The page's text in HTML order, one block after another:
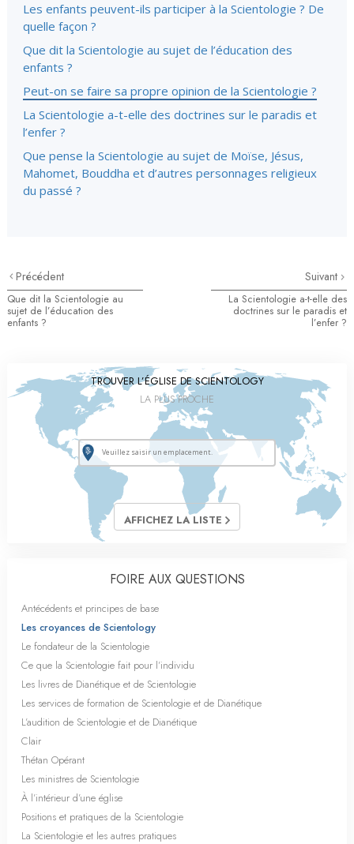
Les enfants peuvent-ils participer à la Scientologie ? De
quelle façon ?
Que dit la Scientologie au sujet de l’éducation des
enfants ?
Peut-on se faire sa propre opinion de la Scientologie ?
La Scientologie a-t-elle des doctrines sur le paradis et
l’enfer ?
Que pense la Scientologie au sujet de Moïse, Jésus,
Mahomet, Bouddha et d’autres personnages religieux
du passé ?
Précédent
Que dit la Scientologie au
sujet de l’éducation des
enfants ?
Suivant
La Scientologie a-t-elle des
doctrines sur le paradis et
l’enfer ?
TROUVER L’ÉGLISE DE SCIENTOLOGY
LA PLUS PROCHE
AFFICHEZ LA LISTE
FOIRE AUX QUESTIONS
Antécédents et principes de base
Les croyances de Scientology
Le fondateur de la Scientologie
Ce que la Scientologie fait pour l’individu
Les livres de Dianétique et de Scientologie
Les services de formation de Scientologie et de Dianétique
L’audition de Scientologie et de Dianétique
Clair
Thétan Opérant
Les ministres de Scientologie
À l’intérieur d’une église
Positions et pratiques de la Scientologie
La Scientologie et les autres pratiques